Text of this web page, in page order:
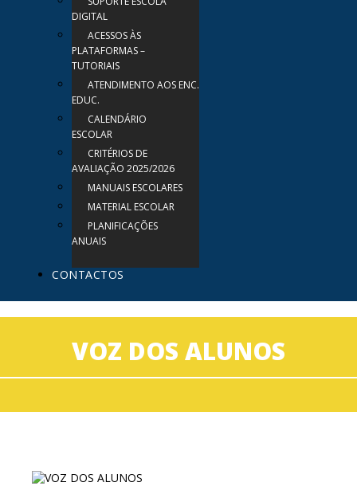
DIGITAL
ACESSOS ÀS
PLATAFORMAS –
TUTORIAIS
ATENDIMENTO AOS ENC.
EDUC.
CALENDÁRIO
ESCOLAR
CRITÉRIOS DE
AVALIAÇÃO 2025/2026
MANUAIS ESCOLARES
MATERIAL ESCOLAR
PLANIFICAÇÕES
ANUAIS
CONTACTOS
VOZ DOS ALUNOS